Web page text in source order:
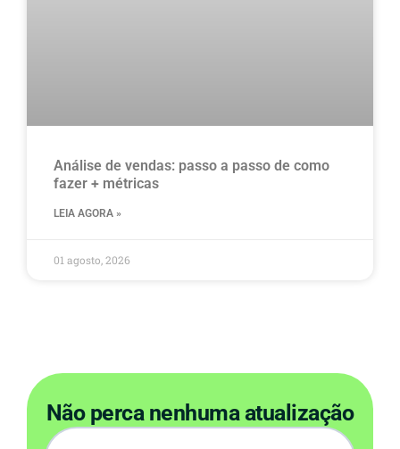
Análise de vendas: passo a passo de como
fazer + métricas
LEIA AGORA »
01 agosto, 2026
Não perca nenhuma atualização